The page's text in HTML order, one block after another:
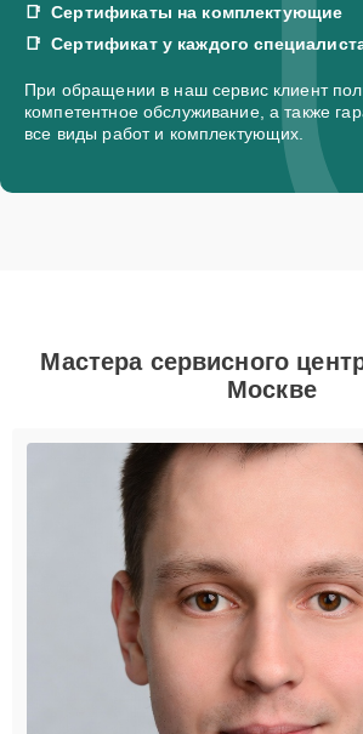
Сертификаты на комплектующие
Сертификат у каждого
При обращении в наш сервис клиент
компетентное обслуживание, а также
все виды работ и комплектующих.
Мастера сервисного
Москве